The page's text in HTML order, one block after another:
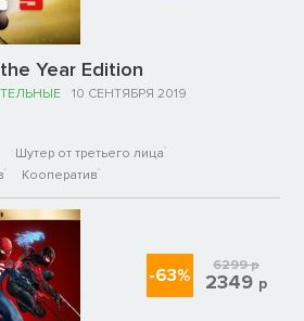
Year Edition
10 СЕНТЯБРЯ 2019
Шутер от третьего лица
Кооператив
-63% 6299р
2349 р